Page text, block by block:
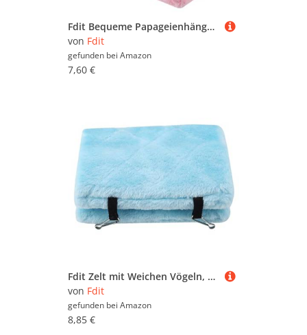
Fdit Bequeme Papageienhängematte, Vogelhängekäfig mit Hakendesign, Winter Warmes Bett für Vögel, Haustierspielzeug (S)
von Fdit
gefunden bei Amazon
7,60 €
Fdit Zelt mit Weichen Vögeln, Heißer Hangar für Vögel, Bequeme Hängematte, Bequemes Winterbett für Haustiere (M)
von Fdit
gefunden bei Amazon
8,85 €